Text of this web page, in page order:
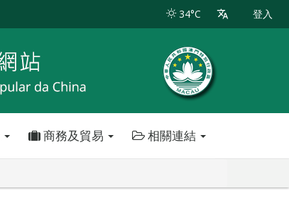
34°C 登入
商務及貿易 相關連結